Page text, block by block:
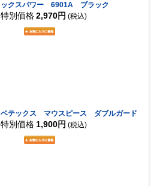
ックスパワー 6901A ブラック
特別価格 2,970円 (税込)
ベテックス マウスピース ダブルガード
特別価格 1,900円 (税込)